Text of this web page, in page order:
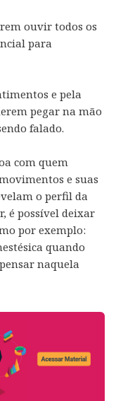
ouvir todos os
para
e pela
pegar na mão
falado.
com quem
e suas
o perfil da
é possível deixar
por exemplo:
quando
naquela